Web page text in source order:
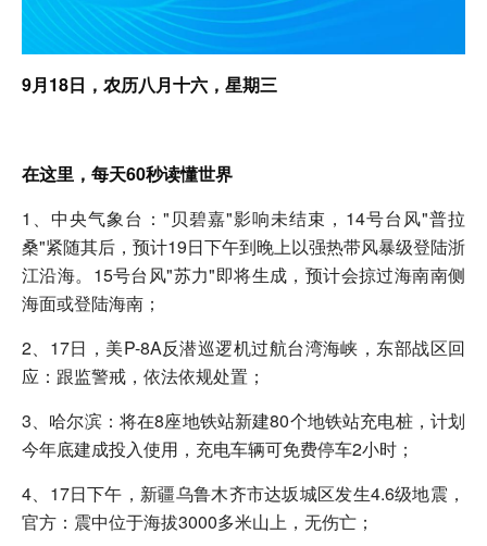
9月18日，农历八月十六，星期三
在这里，每天60秒读懂世界
1、中央气象台："贝碧嘉"影响未结束，14号台风"普拉
桑"紧随其后，预计19日下午到晚上以强热带风暴级登陆浙
江沿海。15号台风"苏力"即将生成，预计会掠过海南南侧
海面或登陆海南；
2、17日，美P-8A反潜巡逻机过航台湾海峡，东部战区回
应：跟监警戒，依法依规处置；
3、哈尔滨：将在8座地铁站新建80个地铁站充电桩，计划
今年底建成投入使用，充电车辆可免费停车2小时；
4、17日下午，新疆乌鲁木齐市达坂城区发生4.6级地震，
官方：震中位于海拔3000多米山上，无伤亡；